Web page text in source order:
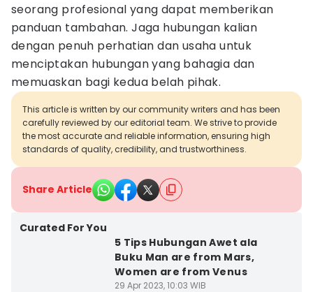
seorang profesional yang dapat memberikan
panduan tambahan. Jaga hubungan kalian
dengan penuh perhatian dan usaha untuk
menciptakan hubungan yang bahagia dan
memuaskan bagi kedua belah pihak.
This article is written by our community writers and has been
carefully reviewed by our editorial team. We strive to provide
the most accurate and reliable information, ensuring high
standards of quality, credibility, and trustworthiness.
Share Article
Curated For You
5 Tips Hubungan Awet ala
Buku Man are from Mars,
Women are from Venus
29 Apr 2023, 10:03 WIB